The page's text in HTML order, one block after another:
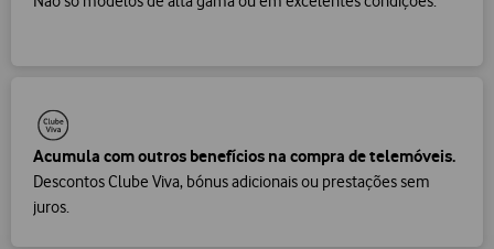
Acumula com outros benefícios na compra de telemóveis.
Descontos Clube Viva, bónus adicionais ou prestações sem
juros.